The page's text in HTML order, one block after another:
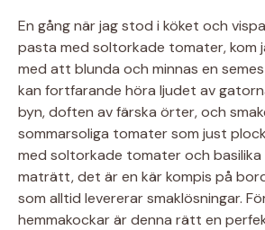
En gång när jag stod i köket och
pasta med soltorkade tomater, kom
med att blunda och minnas en
kan fortfarande höra ljudet av
byn, doften av färska örter, och
sommarsoliga tomater som just
med soltorkade tomater och basilika
maträtt, det är en kär kompis på
som alltid levererar smaklösningar.
hemmakockar är denna rätt en